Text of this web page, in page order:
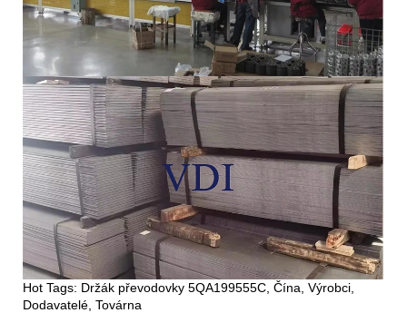
Hot Tags: Držák převodovky 5QA199555C, Čína, Výrobci,
Dodavatelé, Továrna